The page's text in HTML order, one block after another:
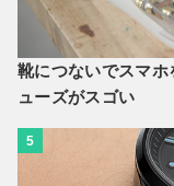
靴につないでスマ
ューズがスゴい
5